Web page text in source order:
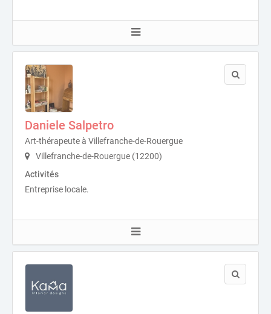
Daniele Salpetro
Art-thérapeute à Villefranche-de-Rouergue
Villefranche-de-Rouergue (12200)
Activités
Entreprise locale.